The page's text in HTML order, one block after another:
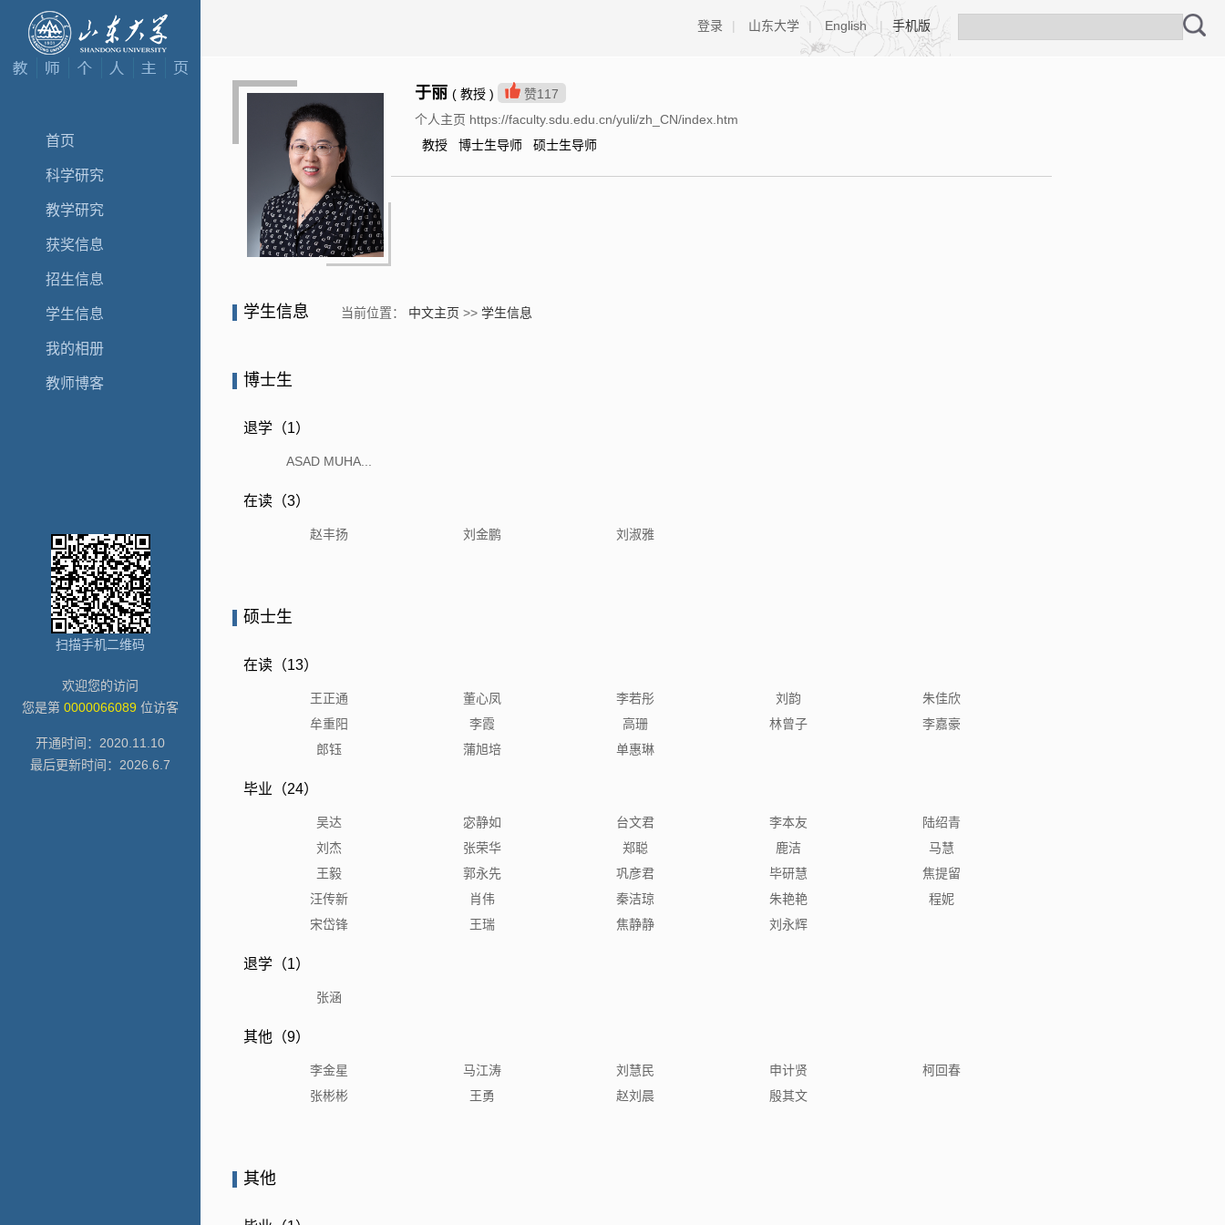
首页
科学研究
教学研究
获奖信息
招生信息
学生信息
我的相册
教师博客
扫描手机二维码
欢迎您的访问
您是第 0000066089 位访客
开通时间： 2020 11 10
最后更新时间： 2026 6 7
登录 | 山东大学 | English | 手机版
于丽 ( 教授 ) 赞117
个人主页 https://faculty.sdu.edu.cn/yuli/zh_CN/index.htm
教授 博士生导师 硕士生导师
学生信息 当前位置： 中文主页 >> 学生信息
博士生
退学（1）
ASAD MUHA...
在读（3）
赵丰扬 刘金鹏 刘淑雅
硕士生
在读（13）
王正通 董心凤 李若彤 刘韵
朱佳欣
牟重阳
李霞 高珊 林曾子
李嘉豪
郎钰
蒲旭培 单惠琳
毕业（24）
吴达 宓静如 台文君 李本友
陆绍青
刘杰
张荣华 郑聪 鹿洁
马慧
王毅
郭永先 巩彦君 毕研慧
焦提留
汪传新
肖伟 秦洁琼 朱艳艳
程妮
宋岱锋
王瑞 焦静静 刘永辉
退学（1）
张涵
其他（9）
李金星 马江涛 刘慧民 申计贤
柯回春
张彬彬
王勇 赵刘晨 殷其文
其他